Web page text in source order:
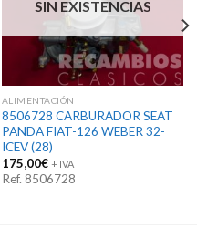
SIN EXISTENCIAS
ALIMENTACIÓN
8506728 CARBURADOR SEAT
PANDA FIAT-126 WEBER 32-
ICEV (28)
175,00€ + IVA
Ref. 8506728